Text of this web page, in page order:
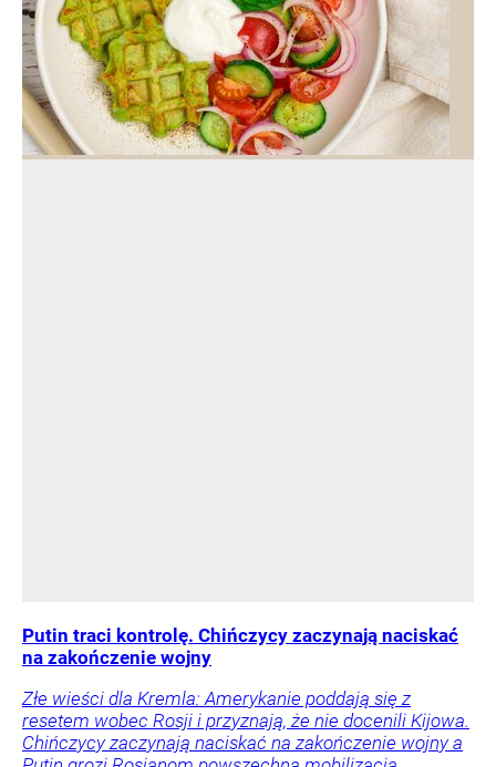
Putin traci kontrolę. Chińczycy zaczynają naciskać
na zakończenie wojny
Złe wieści dla Kremla: Amerykanie poddają się z
resetem wobec Rosji i przyznają, że nie docenili Kijowa.
Chińczycy zaczynają naciskać na zakończenie wojny a